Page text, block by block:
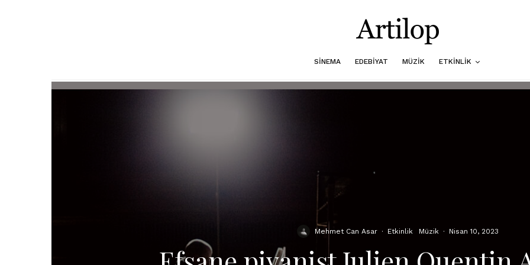
SINEMA EDEBIYAT MÜZIK ETKINLIK
Mehmet Can Asar · Etkinlik Müzik · Nisan 10, 2023